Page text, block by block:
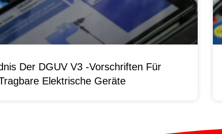
Der DGUV V3 -Vorschriften Für
Elektrische Geräte